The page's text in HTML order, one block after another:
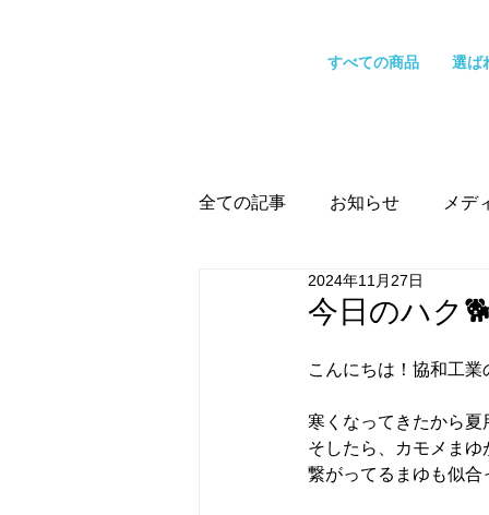
すべての商品 選ば
全ての記事 お知らせ メデ
今日のハク
2024年11月27日
こんにちは！協和工
寒くなってきたから
そしたら、カモメま
繋がってるまゆも似合